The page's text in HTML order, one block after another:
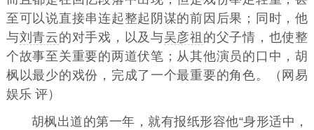
至可以说直接串连起整起阴谋的前因后果；同时，他
与刘青云的对手戏，以及与吴彦祖 的父子情，也使整
个故事至关重要的两道伏笔；从其他演员的口中，胡
枫以最少的戏份，完成了一个最重要的角色。（网易
娱乐 评）
胡枫出道的第一年，就有报纸形容他“身形适中，